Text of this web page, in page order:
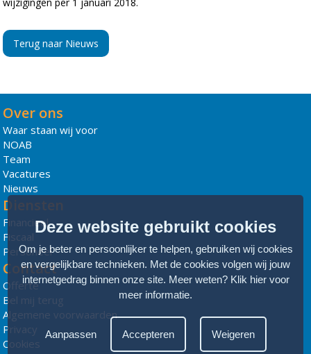
Terug naar Nieuws
Over ons
Waar staan wij voor
NOAB
Team
Vacatures
Nieuws
Diensten
Financieel
Fiscaal
Personeel
Contact
Offerte
Bel mij terug
Algemene voorwaarden
Privacy
Cookies
Deze website gebruikt cookies
Om je beter en persoonlijker te helpen, gebruiken wij cookies
en vergelijkbare technieken. Met de cookies volgen wij jouw
internetgedrag binnen onze site. Meer weten? Klik hier voor
meer informatie.
Aanpassen Accepteren Weigeren